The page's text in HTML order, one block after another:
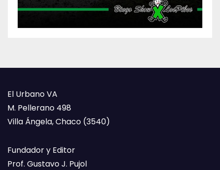
El Urbano VA
M. Pellerano 498
Villa Ángela, Chaco (3540)
Fundador y Editor
Prof. Gustavo J. Pujol